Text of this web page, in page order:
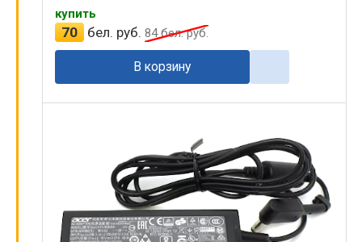
купить
70 бел. руб. 84бел. руб.
В корзину